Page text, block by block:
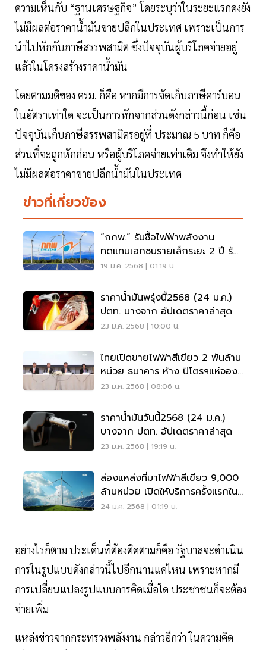
ความเห็นกับ “ฐานเศรษฐกิจ” โดยระบุว่าในระยะแรกคงยัง
ไม่มีผลต่อราคาน้ำมันขายปลีกในประเทศ เพราะเป็นการ
นำไปหักกับภาษีสรรพสามิต ซึ่งปัจจุบันผู้บริโภคจ่ายอยู่
แล้วในโครงสร้างราคาน้ำมัน
โดยตามมติของ ครม. ก็คือ หากมีการจัดเก็บภาษีคาร์บอน
ในอัตราเท่าใด จะเป็นการหักจากส่วนดังกล่าวนี้ก่อน เช่น
ปัจจุบันเก็บภาษีสรรพสามิตรอยู่ที่ ประมาณ 5 บาท ก็คือ
ส่วนที่จะถูกหักก่อน หรือผู้บริโภคจ่ายเท่าเดิม จึงทำให้ยัง
ไม่มีผลต่อราคาขายปลีกน้ำมันในประเทศ
ข่าวที่เกี่ยวข้อง
“กกพ.” รับซื้อไฟฟ้าพลังงาน
ทดแทนเอกชนรายเล็กระยะ 2 ปี รับ
สถานการณ์ฉุกเฉิน
19 ม.ค. 2568 | 01:19 น.
ราคาน้ำมันพรุ่งนี้2568 (24 ม.ค.)
ปตท. บางจาก อัปเดตราคาล่าสุด
23 ม.ค. 2568 | 10:00 น.
ไทยเปิดขายไฟฟ้าสีเขียว 2 พันล้าน
หน่วย ธนาคาร ห้าง ปิโตรฯแห่จอง
600 ล้านหน่วย
23 ม.ค. 2568 | 08:06 น.
ราคาน้ำมันวันนี้2568 (24 ม.ค.)
บางจาก ปตท. อัปเดตราคาล่าสุด
23 ม.ค. 2568 | 19:19 น.
ส่องแหล่งที่มาไฟฟ้าสีเขียว 9,000
ล้านหน่วย เปิดให้บริการครั้งแรกใน
ไทย
24 ม.ค. 2568 | 01:19 น.
อย่างไรก็ตาม ประเด็นที่ต้องติดตามก็คือ รัฐบาลจะดำเนิน
การในรูปแบบดังกล่าวนี้ไปอีกนานแค่ไหน เพราะหากมี
การเปลี่ยนแปลงรูปแบบการคิดเมื่อใด ประชาชนก็จะต้อง
จ่ายเพิ่ม
แหล่งข่าวจากกระทรวงพลังงาน กล่าวอีกว่า ในความคิด